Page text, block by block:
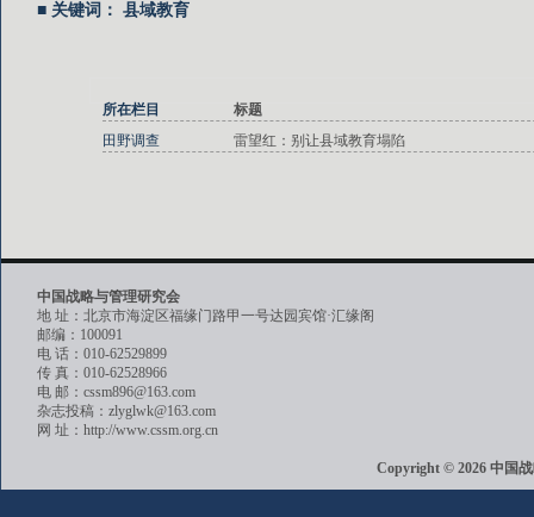
■ 关键词： 县域教育
所在栏目
标题
田野调查
雷望红：别让县域教育塌陷
中国战略与管理研究会
地 址：北京市海淀区福缘门路甲一号达园宾馆·汇缘阁
邮编：100091
电 话：010-62529899
传 真：010-62528966
电 邮：cssm896@163.com
杂志投稿：zlyglwk@163.com
网 址：http://www.cssm.org.cn
Copyright © 2026 中国